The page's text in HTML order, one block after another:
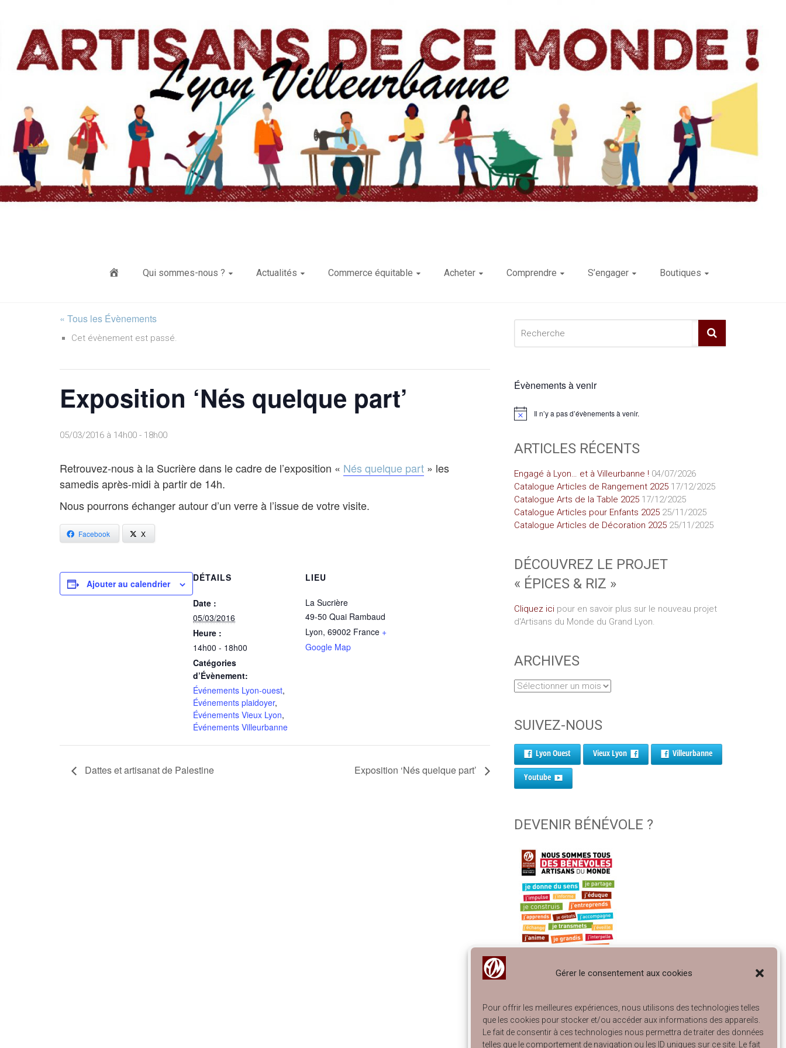
Gérer le consentement aux cookies
Pour offrir les meilleures expériences, nous utilisons des technologies telles
que les cookies pour stocker et/ou accéder aux informations des appareils.
Le fait de consentir à ces technologies nous permettra de traiter des données
telles que le comportement de navigation ou les ID uniques sur ce site. Le fait
ÉlémentQui sommes-nous ? Actualités Commerce équitable Acheter Comprendre S’engager Boutiques
« Tous les Évènements
Cet évènement est passé.
Exposition ‘Nés quelque part’
05/03/2016 à 14h00 - 18h00
Retrouvez-nous à la Sucrière dans le cadre de l’exposition « Nés quelque part » les
samedis après-midi à partir de 14h.
Nous pourrons échanger autour d’un verre à l’issue de votre visite.
Facebook X
Ajouter au calendrier
DÉTAILS
Date :
05/03/2016
Heure :
14h00 - 18h00
Catégories
d’Évènement:
Événements Lyon-ouest,
Événements plaidoyer,
Événements Vieux Lyon,
Événements Villeurbanne
LIEU
La Sucrière
49-50 Quai Rambaud
Lyon, 69002 France +
Google Map
Dattes et artisanat de Palestine Exposition ‘Nés quelque part’
Évènements à venir
Notice Il n’y a pas d’évènements à venir.
ARTICLES RÉCENTS
Engagé à Lyon… et à Villeurbanne ! 04/07/2026
Catalogue Articles de Rangement 2025 17/12/2025
Catalogue Arts de la Table 2025 17/12/2025
Catalogue Articles pour Enfants 2025 25/11/2025
Catalogue Articles de Décoration 2025 25/11/2025
DÉCOUVREZ LE PROJET
« ÉPICES & RIZ »
Cliquez ici pour en savoir plus sur le nouveau projet
d'Artisans du Monde du Grand Lyon.
ARCHIVES
SUIVEZ-NOUS
Lyon Ouest Vieux Lyon Villeurbanne
Youtube
DEVENIR BÉNÉVOLE ?
Engagé à Lyon… et à Villeurbanne !
Catalogue Articles de Rangement 2025
Catalogue Arts de la Table 2025